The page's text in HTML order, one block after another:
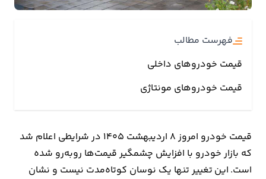
و
مسکن
ایران
ارتباطات
فهرست مطالب
قیمت خودروهای داخلی
قیمت خودروهای مونتاژی
قیمت خودرو امروز 8 اردیبهشت 1405 در شرایطی اعلام شد
که بازار خودرو با افزایش چشمگیر قیمت‌ها روبه‌رو شده
است. این تغییر تنها یک نوسان کوتاه‌مدت نیست و نشان